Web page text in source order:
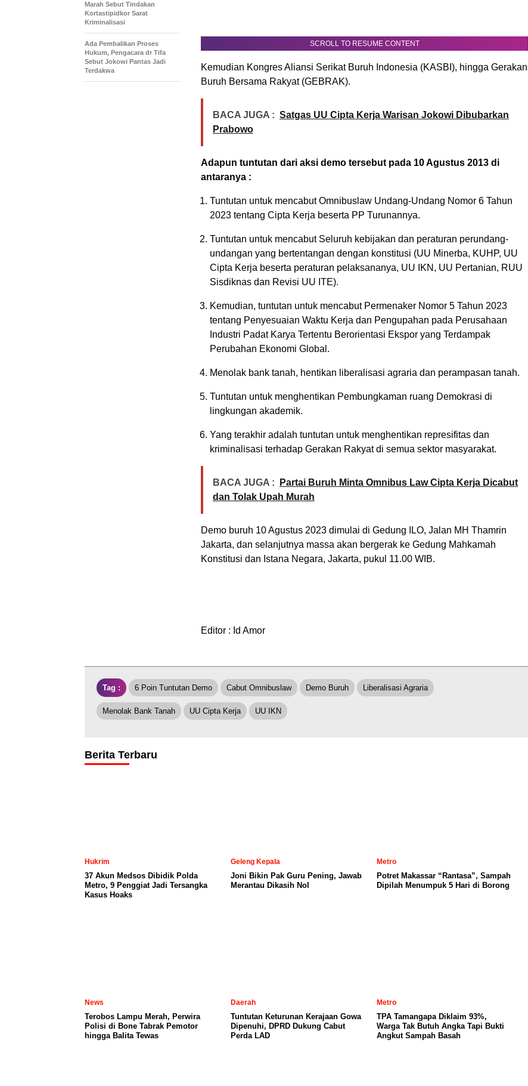
SCROLL TO RESUME CONTENT
Kemudian Kongres Aliansi Serikat Buruh Indonesia (KASBI), hingga Gerakan
Buruh Bersama Rakyat (GEBRAK).
BACA JUGA : Satgas UU Cipta Kerja Warisan Jokowi Dibubarkan
Prabowo
Adapun tuntutan dari aksi demo tersebut pada 10 Agustus 2013 di
antaranya :
Tuntutan untuk mencabut Omnibuslaw Undang-Undang Nomor 6 Tahun
2023 tentang Cipta Kerja beserta PP Turunannya.
Tuntutan untuk mencabut Seluruh kebijakan dan peraturan perundang-
undangan yang bertentangan dengan konstitusi (UU Minerba, KUHP, UU
Cipta Kerja beserta peraturan pelaksananya, UU IKN, UU Pertanian, RUU
Sisdiknas dan Revisi UU ITE).
Kemudian, tuntutan untuk mencabut Permenaker Nomor 5 Tahun 2023
tentang Penyesuaian Waktu Kerja dan Pengupahan pada Perusahaan
Industri Padat Karya Tertentu Berorientasi Ekspor yang Terdampak
Perubahan Ekonomi Global.
Menolak bank tanah, hentikan liberalisasi agraria dan perampasan tanah.
Tuntutan untuk menghentikan Pembungkaman ruang Demokrasi di
lingkungan akademik.
Yang terakhir adalah tuntutan untuk menghentikan represifitas dan
kriminalisasi terhadap Gerakan Rakyat di semua sektor masyarakat.
BACA JUGA :
Partai Buruh Minta Omnibus Law Cipta Kerja Dicabut
dan Tolak Upah Murah
Demo buruh 10 Agustus 2023 dimulai di Gedung ILO, Jalan MH Thamrin
Jakarta, dan selanjutnya massa akan bergerak ke Gedung Mahkamah
Konstitusi dan Istana Negara, Jakarta, pukul 11.00 WIB.
Editor : Id Amor
Marah Sebut Tindakan
Kortastipidkor Sarat
Kriminalisasi
Ada Pembalikan Proses
Hukum, Pengacara dr Tifa
Sebut Jokowi Pantas Jadi
Terdakwa
Tag : 6 Poin Tuntutan Demo Cabut Omnibuslaw Demo Buruh Liberalisasi Agraria
Menolak Bank Tanah UU Cipta Kerja UU IKN
Berita Terbaru
Hukrim
37 Akun Medsos Dibidik Polda
Metro, 9 Penggiat Jadi Tersangka
Kasus Hoaks
Geleng Kepala
Joni Bikin Pak Guru Pening, Jawab
Merantau Dikasih Nol
Metro
Potret Makassar “Rantasa”, Sampah
Dipilah Menumpuk 5 Hari di Borong
News
Terobos Lampu Merah, Perwira
Polisi di Bone Tabrak Pemotor
hingga Balita Tewas
Daerah
Tuntutan Keturunan Kerajaan Gowa
Dipenuhi, DPRD Dukung Cabut
Perda LAD
Metro
TPA Tamangapa Diklaim 93%,
Warga Tak Butuh Angka Tapi Bukti
Angkut Sampah Basah